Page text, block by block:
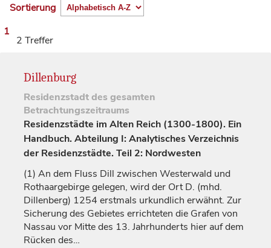
Sortierung
1
2 Treffer
Dillenburg
Residenzstadtdes gesamten
Betrachtungszeitraums
Residenzstädte im Alten Reich (1300-1800). Ein
Handbuch. Abteilung I: Analytisches Verzeichnis
der Residenzstädte. Teil 2: Nordwesten
(1) An dem Fluss Dill zwischen Westerwald und
Rothaargebirge gelegen, wird der Ort D. (mhd.
Dillenberg) 1254 erstmals urkundlich erwähnt. Zur
Sicherung des Gebietes errichteten die Grafen von
Nassau vor Mitte des 13. Jahrhunderts hier auf dem
Rücken des…